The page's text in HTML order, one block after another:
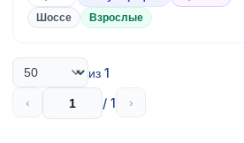
Шоссе Взрослые
из 1
‹ / 1 ›